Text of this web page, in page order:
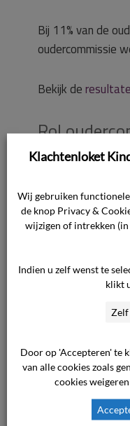
Bij 11% van de
oudercommissie
Bekijk de
Rol
Een
ongevraagd
besluiten,
kinderopvang. ·
Bekijk
BOinK
de
Klachtenloket
Wij gebruiken
de knop Privacy &
wijzigen of intrekken
Indien u zelf wenst te
klikt
Zelf
Door op 'Accepteren' te
van alle cookies zoals
cookies